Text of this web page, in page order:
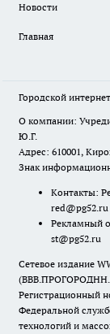
Новости
Главная
Городской
О компании:
Ю.Г.
Адрес: 610001,
Знак
Контакты:
red@pg52.ru
Рекламный
st@pg52.ru
Сетевое издание
Регистрационный
Федеральной
технологий и